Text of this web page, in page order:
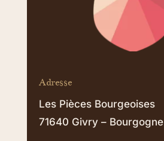
Adresse
Les Pièces Bourgeoises
71640 Givry – Bourgogne